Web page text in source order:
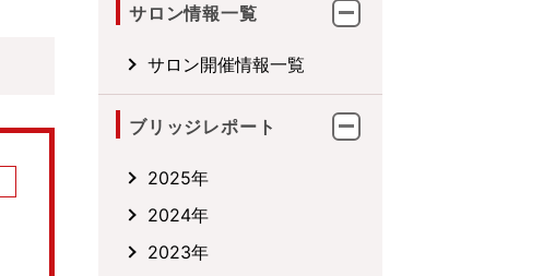
サロン情報一覧
サロン開催情報一覧
ブリッジレポート
2025年
2024年
2023年